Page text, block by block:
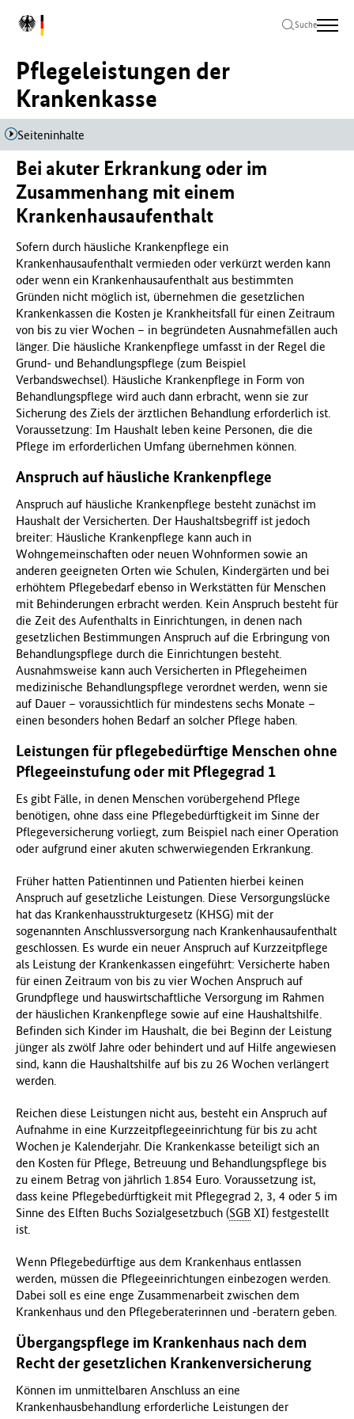
Hauptinhalt
springen
Hauptnavigation
springen
Seitenende
springen
L
o
B
u
n
d
e
s
m
i
n
s
t
e
r
i
u
m
f
ü
r
G
e
s
u
n
d
h
e
i
t
(
B
M
G
)
Suche
Pflegeleistungen der
Krankenkasse
Seiteninhalte
Bei akuter Erkrankung oder im
Zusammenhang mit einem
Krankenhausaufenthalt
Sofern durch häusliche Krankenpflege ein
Krankenhausaufenthalt vermieden oder verkürzt werden kann
oder wenn ein Krankenhausaufenthalt aus bestimmten
Gründen nicht möglich ist, übernehmen die gesetzlichen
Krankenkassen die Kosten je Krankheitsfall für einen Zeitraum
von bis zu vier Wochen – in begründeten Ausnahmefällen auch
länger. Die häusliche Krankenpflege umfasst in der Regel die
Grund- und Behandlungspflege (zum Beispiel
Verbandswechsel). Häusliche Krankenpflege in Form von
Behandlungspflege wird auch dann erbracht, wenn sie zur
Sicherung des Ziels der ärztlichen Behandlung erforderlich ist.
Voraussetzung: Im Haushalt leben keine Personen, die die
Pflege im erforderlichen Umfang übernehmen können.
Anspruch auf häusliche Krankenpflege
Anspruch auf häusliche Krankenpflege besteht zunächst im
Haushalt der Versicherten. Der Haushaltsbegriff ist jedoch
breiter: Häusliche Krankenpflege kann auch in
Wohngemeinschaften oder neuen Wohnformen sowie an
anderen geeigneten Orten wie Schulen, Kindergärten und bei
erhöhtem Pflegebedarf ebenso in Werkstätten für Menschen
mit Behinderungen erbracht werden. Kein Anspruch besteht für
die Zeit des Aufenthalts in Einrichtungen, in denen nach
gesetzlichen Bestimmungen Anspruch auf die Erbringung von
Behandlungspflege durch die Einrichtungen besteht.
Ausnahmsweise kann auch Versicherten in Pflegeheimen
medizinische Behandlungspflege verordnet werden, wenn sie
auf Dauer – voraussichtlich für mindestens sechs Monate –
einen besonders hohen Bedarf an solcher Pflege haben.
Leistungen für pflegebedürftige Menschen ohne
Pflegeeinstufung oder mit Pflegegrad 1
Es gibt Fälle, in denen Menschen vorübergehend Pflege
benötigen, ohne dass eine Pflegebedürftigkeit im Sinne der
Pflegeversicherung vorliegt, zum Beispiel nach einer Operation
oder aufgrund einer akuten schwerwiegenden Erkrankung.
Früher hatten Patientinnen und Patienten hierbei keinen
Anspruch auf gesetzliche Leistungen. Diese Versorgungslücke
hat das Krankenhausstrukturgesetz (KHSG) mit der
sogenannten Anschlussversorgung nach Krankenhausaufenthalt
geschlossen. Es wurde ein neuer Anspruch auf Kurzzeitpflege
als Leistung der Krankenkassen eingeführt: Versicherte haben
für einen Zeitraum von bis zu vier Wochen Anspruch auf
Grundpflege und hauswirtschaftliche Versorgung im Rahmen
der häuslichen Krankenpflege sowie auf eine Haushaltshilfe.
Befinden sich Kinder im Haushalt, die bei Beginn der Leistung
jünger als zwölf Jahre oder behindert und auf Hilfe angewiesen
sind, kann die Haushaltshilfe auf bis zu 26 Wochen verlängert
werden.
Reichen diese Leistungen nicht aus, besteht ein Anspruch auf
Aufnahme in eine Kurzzeitpflegeeinrichtung für bis zu acht
Wochen je Kalenderjahr. Die Krankenkasse beteiligt sich an
den Kosten für Pflege, Betreuung und Behandlungspflege bis
zu einem Betrag von jährlich 1.854 Euro. Voraussetzung ist,
dass keine Pflegebedürftigkeit mit Pflegegrad 2, 3, 4 oder 5 im
Sinne des Elften Buchs Sozialgesetzbuch (SGB XI) festgestellt
ist.
Wenn Pflegebedürftige aus dem Krankenhaus entlassen
werden, müssen die Pflegeeinrichtungen einbezogen werden.
Dabei soll es eine enge Zusammenarbeit zwischen dem
Krankenhaus und den Pflegeberaterinnen und -beratern geben.
Übergangspflege im Krankenhaus nach dem
Recht der gesetzlichen Krankenversicherung
Können im unmittelbaren Anschluss an eine
Krankenhausbehandlung erforderliche Leistungen der